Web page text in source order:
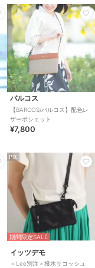
バルコス
【BARCOS/バルコス】配色レ
ザーポシェット
¥7,800
PR
期間限定SALE
イッツデモ
＜Lee別注＞撥水サコッシュ